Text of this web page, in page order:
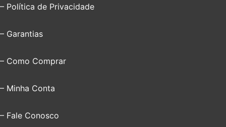
– Política de Privacidade
– Garantias
– Como Comprar
– Minha Conta
– Fale Conosco